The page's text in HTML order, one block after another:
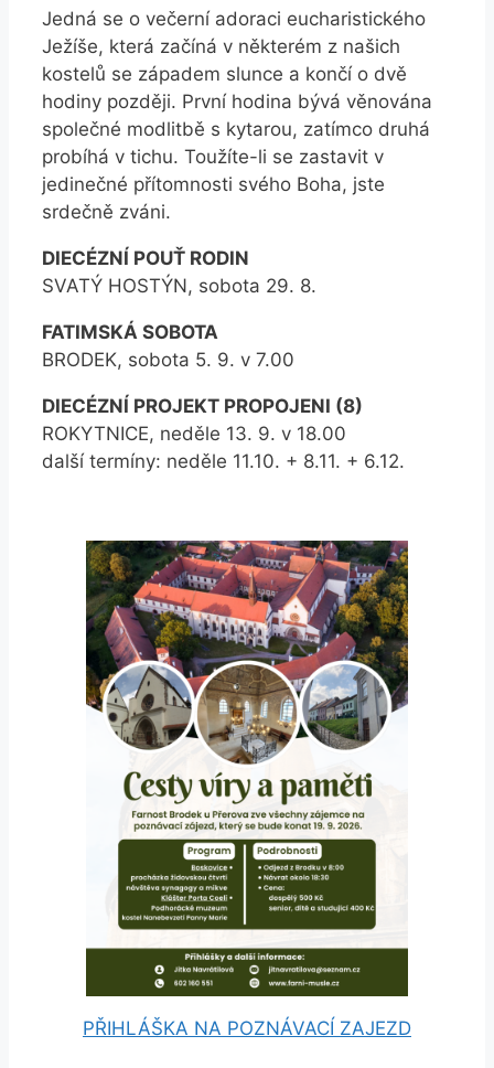
Jedná se o večerní adoraci eucharistického
Ježíše, která začíná v některém z našich
kostelů se západem slunce a končí o dvě
hodiny později. První hodina bývá věnována
společné modlitbě s kytarou, zatímco druhá
probíhá v tichu. Toužíte-li se zastavit v
jedinečné přítomnosti svého Boha, jste
srdečně zváni.
DIECÉZNÍ POUŤ RODIN
SVATÝ HOSTÝN, sobota 29. 8.
FATIMSKÁ SOBOTA
BRODEK, sobota 5. 9. v 7.00
DIECÉZNÍ PROJEKT PROPOJENI (8)
ROKYTNICE, neděle 13. 9. v 18.00
další termíny: neděle 11.10. + 8.11. + 6.12.
PŘIHLÁŠKA NA POZNÁVACÍ ZAJEZD